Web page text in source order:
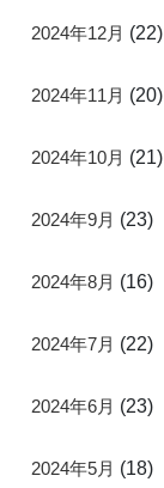
2024年12月 (22)
2024年11月 (20)
2024年10月 (21)
2024年9月 (23)
2024年8月 (16)
2024年7月 (22)
2024年6月 (23)
2024年5月 (18)